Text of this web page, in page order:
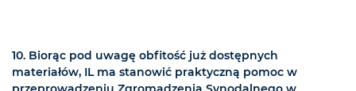
10. Biorąc pod uwagę obfitość już dostępnych
materiałów, IL ma stanowić praktyczną pomoc w